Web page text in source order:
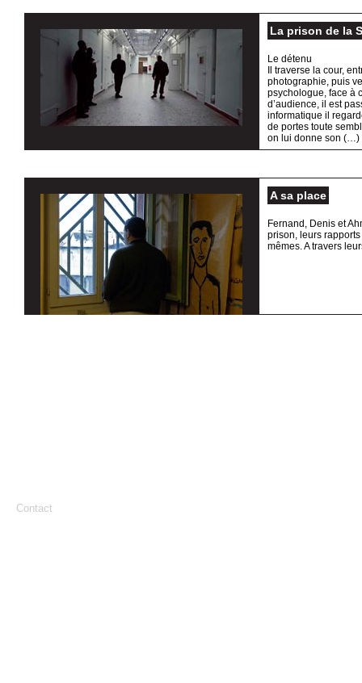
La prison de la
Le détenu
Il traverse la cour,
photographie, puis
psychologue, face à
d’audience, il est
informatique il
de portes toute
on lui donne son (…)
A sa place
Fernand, Denis et
prison, leurs
mêmes. A travers
Contact